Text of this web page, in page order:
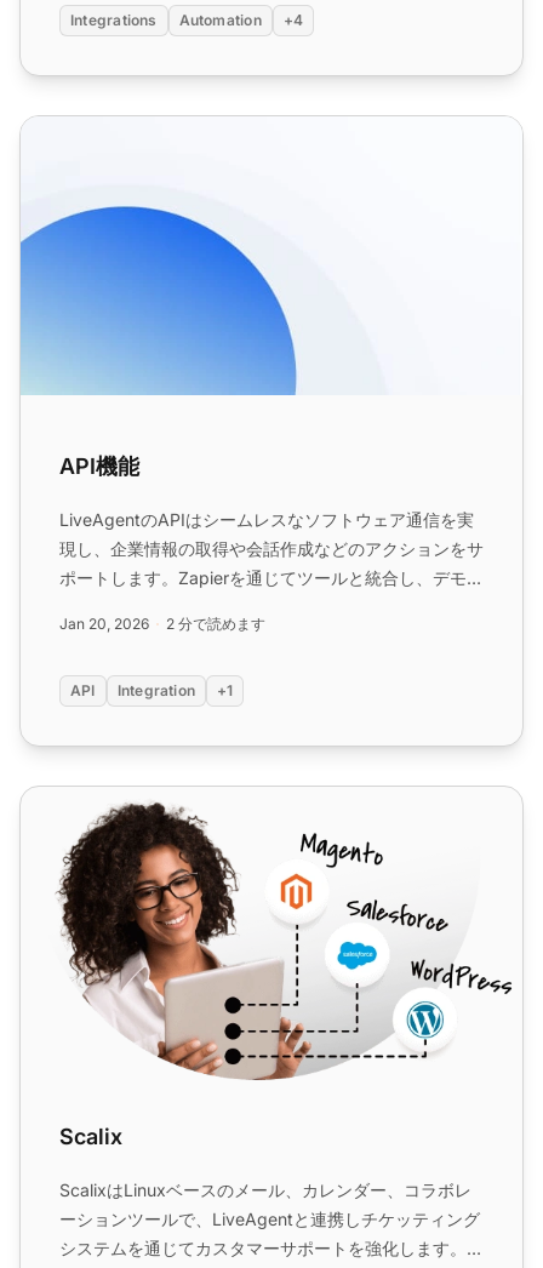
Integrations Automation +4
API機能
API機能
LiveAgentのAPIはシームレスなソフトウェア通信を実
現し、企業情報の取得や会話作成などのアクションをサ
ポートします。Zapierを通じてツールと統合し、デモな
iOSアプリなどの機能でカスタマーサポートを強化しま
Jan 20, 2026 2 分で読めます
API Integration +1
Scalix
Scalix
ScalixはLinuxベースのメール、カレンダー、コラボレ
ーションツールで、LiveAgentと連携しチケッティング
システムを通じてカスタマーサポートを強化します。あ